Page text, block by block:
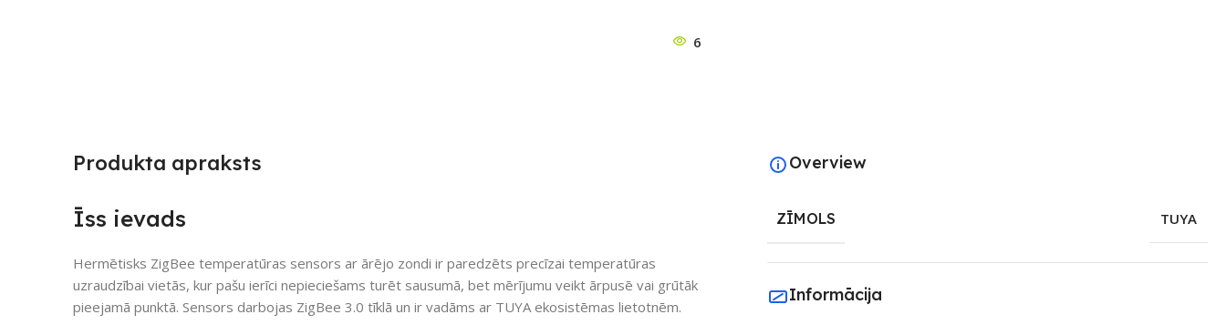
6
Produkta apraksts
Īss ievads
Hermētisks ZigBee temperatūras sensors ar ārējo zondi ir paredzēts precīzai temperatūras
uzraudzībai vietās, kur pašu ierīci nepieciešams turēt sausumā, bet mērījumu veikt ārpusē vai grūtāk
pieejamā punktā. Sensors darbojas ZigBee 3.0 tīklā un ir vadāms ar TUYA ekosistēmas lietotnēm.
Overview
ZĪMOLS TUYA
Informācija